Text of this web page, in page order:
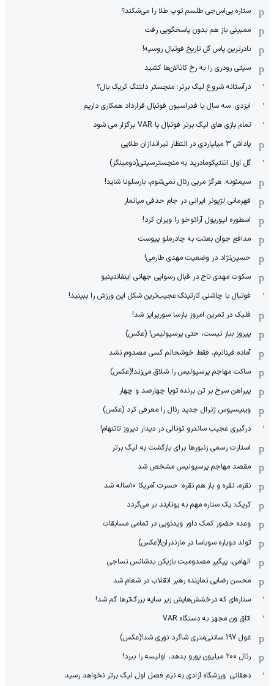
ستاره پی‌اس‌جی طلسم توپ طلا را می‌شکند؟
ممبینی باز هم بدون پاسخگویی رفت
نادر‌ترین پاس گل تاریخ فوتبال روسیه!
سیتی رودری را به رخ کاتالان‌ها کشید
درآستانه شروع لیگ برتر؛ منچستر دلتنگ کریک بال؟
ایزدی: سه سال با فدراسیون فوتبال قرارداد همکاری داریم
تمام بازی های لیگ برتر فوتبال با VAR برگزار می شود
پاداش 3 میلیاردی در انتظار تیراندازان طلایی
گل اول اتلتیکومادرید به منچسترسیتی(دومینگز)
سیمئونه: هرگز مربی رئال نمی‌شوم، بارسلونا شاید!
قهرمانی لژیونر ایرانی در جام حذفی میانمار
اسطوره لیورپول آرائوخو را ویران کرد!
مدافع جوان بعثت به چادرملو پیوست
حسین‌نژاد در وضعیت مهدی طارمی!
سکوت مهدی تاج در قبال رسوایی جهانی اینفانتینیو
فوتبال با چاشنی کارتینگ؛عجیب‌ترین شکل این ورزش را ببینید!
فلیک در تمرین امروز بارسا سورپرایز شد!
پیروز بباز نیست، حتی پرسپولیس! (عکس)
آماده فینالیم، فقط خوشحالم کسی مصدوم نشد
ساکت مهاجم پرسپولیس را شلاق می‌زند!(عکس)
پیراهن سرخ بر تن برنده توپا چهارصد و چهار
وینیسیوس ژنرال جدید رئال را معرفی کرد (عکس)
درگیری عجیب ساندرو تونالی در دیدار دیروز تاتنهام!
استارت رسمی زنبورها برای بازگشت به لیگ برتر
مقصد مهاجم پرسپولیس مشخص شد
نقره، نقره و باز هم نقره: حسرت آمریکا ۱۰‌ساله شد
کریک: یک ستاره مهم به یونایتد بر می‌گردد
وعده حضور کمک داور ویدئویی در تمامی مسابقات
تولد دوباره سوباسا در مازندران!(عکس)
الهامی، پیگیر مصدومیت بازیکن بدشانس نساجی
محسن رضایی نماینده رهبر انقلاب در شعام شد
ستاره‌ای که درخشش‌هایش زیر سایه بزرگ‌ترها گم شد!
اتاق ون مجهز به دستگاه VAR
غول 197 سانتی‌متری شاگرد نوری شد!(عکس)
رئال ۲۰۰ میلیون یورو بدهد، اولیسه را ببرد!
دهقانی: ورزشگاه آزادی به نیم فصل اول لیگ برتر نخواهد رسید